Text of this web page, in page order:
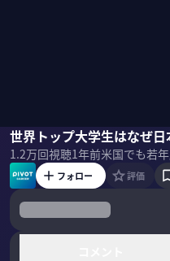
世界トップ大学生はなぜ
1.2万回視聴1年前
光澤大智佐々木紀彦
フォロー 評価